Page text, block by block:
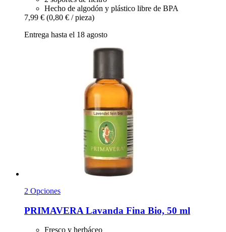
Hecho de algodón y plástico libre de BPA
7,99 € (0,80 € / pieza)
Entrega hasta el 18 agosto
2 Opciones
PRIMAVERA Lavanda Fina Bio, 50 ml
Fresco y herbáceo